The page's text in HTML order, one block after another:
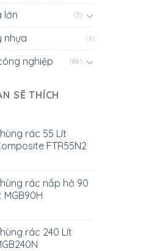
lớn (3)
nhựa (6)
nghiệp (88)
SẼ THÍCH
rác 55 Lít
FTR55N2
rác nắp hở 90
MGB90H
rác 240 Lít